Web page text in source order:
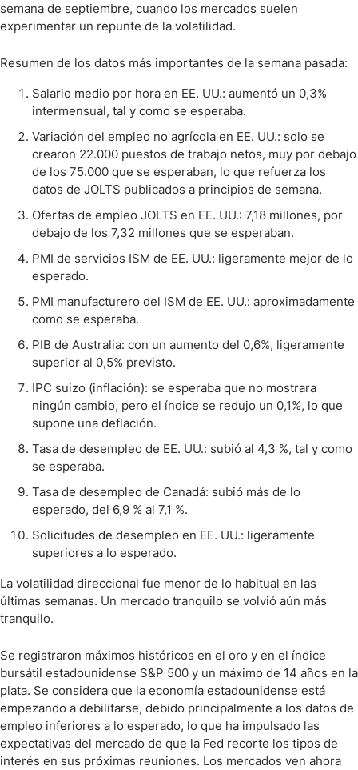
semana de septiembre, cuando los mercados suelen
experimentar un repunte de la volatilidad.
Resumen de los datos más importantes de la semana pasada:
Salario medio por hora en EE. UU.: aumentó un 0,3%
intermensual, tal y como se esperaba.
Variación del empleo no agrícola en EE. UU.: solo se
crearon 22.000 puestos de trabajo netos, muy por debajo
de los 75.000 que se esperaban, lo que refuerza los
datos de JOLTS publicados a principios de semana.
Ofertas de empleo JOLTS en EE. UU.: 7,18 millones, por
debajo de los 7,32 millones que se esperaban.
PMI de servicios ISM de EE. UU.: ligeramente mejor de lo
esperado.
PMI manufacturero del ISM de EE. UU.: aproximadamente
como se esperaba.
PIB de Australia: con un aumento del 0,6%, ligeramente
superior al 0,5% previsto.
IPC suizo (inflación): se esperaba que no mostrara
ningún cambio, pero el índice se redujo un 0,1%, lo que
supone una deflación.
Tasa de desempleo de EE. UU.: subió al 4,3 %, tal y como
se esperaba.
Tasa de desempleo de Canadá: subió más de lo
esperado, del 6,9 % al 7,1 %.
Solicitudes de desempleo en EE. UU.: ligeramente
superiores a lo esperado.
La volatilidad direccional fue menor de lo habitual en las
últimas semanas. Un mercado tranquilo se volvió aún más
tranquilo.
Se registraron máximos históricos en el oro y en el índice
bursátil estadounidense S&P 500 y un máximo de 14 años en la
plata. Se considera que la economía estadounidense está
empezando a debilitarse, debido principalmente a los datos de
empleo inferiores a lo esperado, lo que ha impulsado las
expectativas del mercado de que la Fed recorte los tipos de
interés en sus próximas reuniones. Los mercados ven ahora